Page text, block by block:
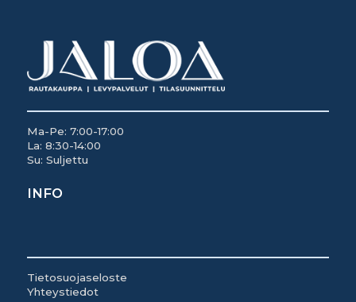
Ma-Pe: 7:00-17:00
La: 8:30-14:00
Su: Suljettu
INFO
Tietosuojaseloste
Yhteystiedot